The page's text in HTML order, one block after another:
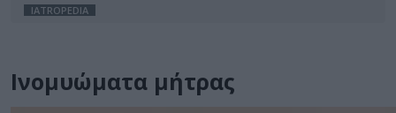
IATROPEDIA
Ινομυώματα μήτρας